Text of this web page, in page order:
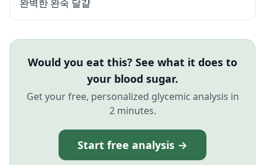
완벽한 완숙 달걀
Would you eat this? See what it does to
your blood sugar.
Get your free, personalized glycemic analysis in
2 minutes.
Start free analysis →